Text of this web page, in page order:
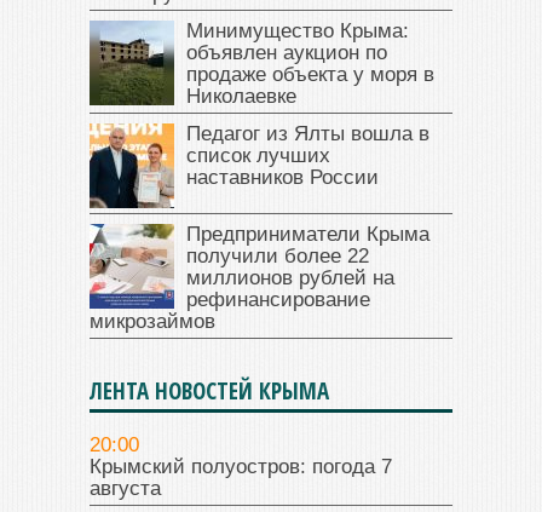
Минимущество Крыма:
объявлен аукцион по
продаже объекта у моря в
Николаевке
Педагог из Ялты вошла в
список лучших
наставников России
Предприниматели Крыма
получили более 22
миллионов рублей на
рефинансирование
микрозаймов
ЛЕНТА НОВОСТЕЙ КРЫМА
20:00
Крымский полуостров: погода 7
августа